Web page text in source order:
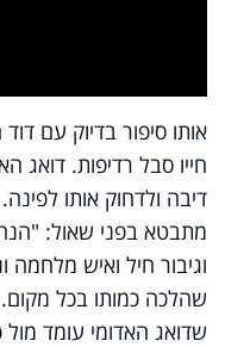
אותו סיפור בדיוק עם
חייו סבל רדיפות. דואג
דיבה ולדחוק אותו
מתבטא בפני שאול: "הנה
וגיבור חיל ואיש מלחמה
שהלכה כמותו בכל
שדואג האדומי עומד